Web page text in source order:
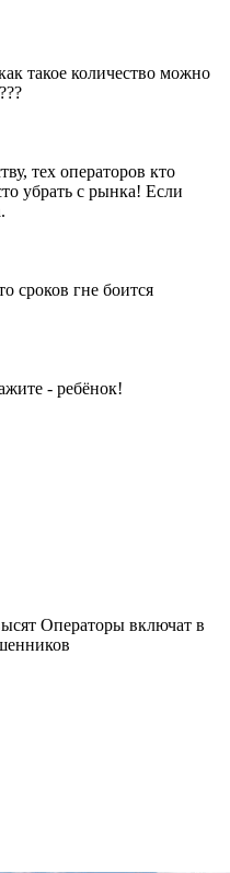
такое количество можно
тех операторов кто
убрать с рынка! Если
сроков гне боится
- ребёнок!
Операторы включат в